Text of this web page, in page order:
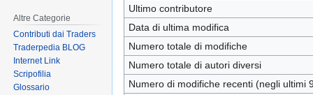
Ultimo contributore
Data di ultima modifica
Numero totale di modifiche
Numero totale di autori diversi
Numero di modifiche recenti (negli ultimi
Altre Categorie
Contributi dai Traders
Traderpedia BLOG
Internet Link
Scripofilia
Glossario